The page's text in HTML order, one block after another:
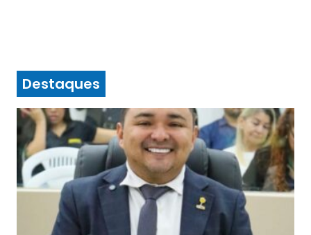
Destaques